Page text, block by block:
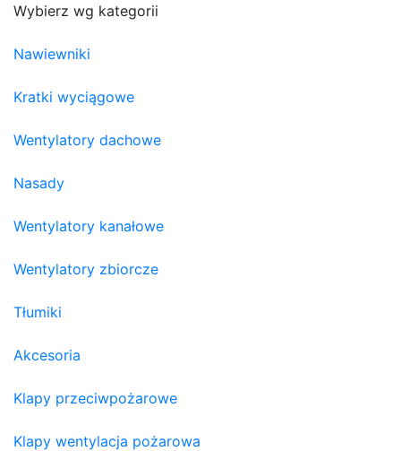
Wybierz wg kategorii
Nawiewniki
Kratki wyciągowe
Wentylatory dachowe
Nasady
Wentylatory kanałowe
Wentylatory zbiorcze
Tłumiki
Akcesoria
Klapy przeciwpożarowe
Klapy wentylacja pożarowa